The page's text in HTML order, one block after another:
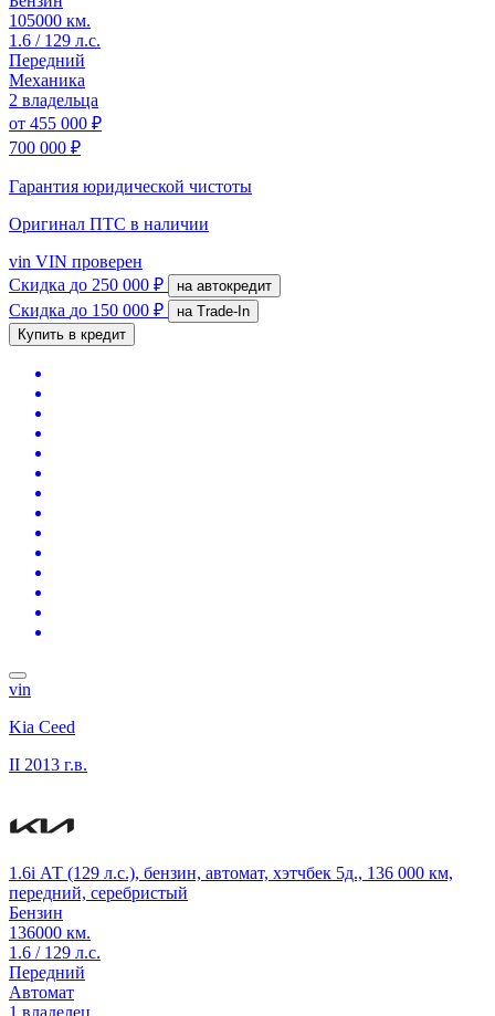
105000 км.
1.6 / 129 л.с.
Передний
Механика
2 владельца
от 455 000 ₽
700 000 ₽
Гарантия юридической чистоты
Оригинал ПТС в наличии
vin VIN проверен
Скидка до 250 000 ₽ на автокредит
Скидка до 150 000 ₽
на Trade-In
Купить в кредит
vin
Kia Ceed
II 2013 г.в.
1.6i АТ (129 л.с.), бензин, автомат, хэтчбек 5д., 136 000 км,
передний, серебристый
Бензин
136000 км.
1.6 / 129 л.с.
Передний
Автомат
1 владелец